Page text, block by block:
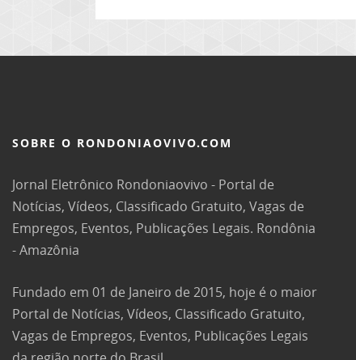
SOBRE O RONDONIAOVIVO.COM
Jornal Eletrônico Rondoniaovivo - Portal de
Notícias, Vídeos, Classificado Gratuito, Vagas de
Empregos, Eventos, Publicações Legais. Rondônia
- Amazônia
Fundado em 01 de Janeiro de 2015, hoje é o maior
Portal de Notícias, Vídeos, Classificado Gratuito,
Vagas de Empregos, Eventos, Publicações Legais